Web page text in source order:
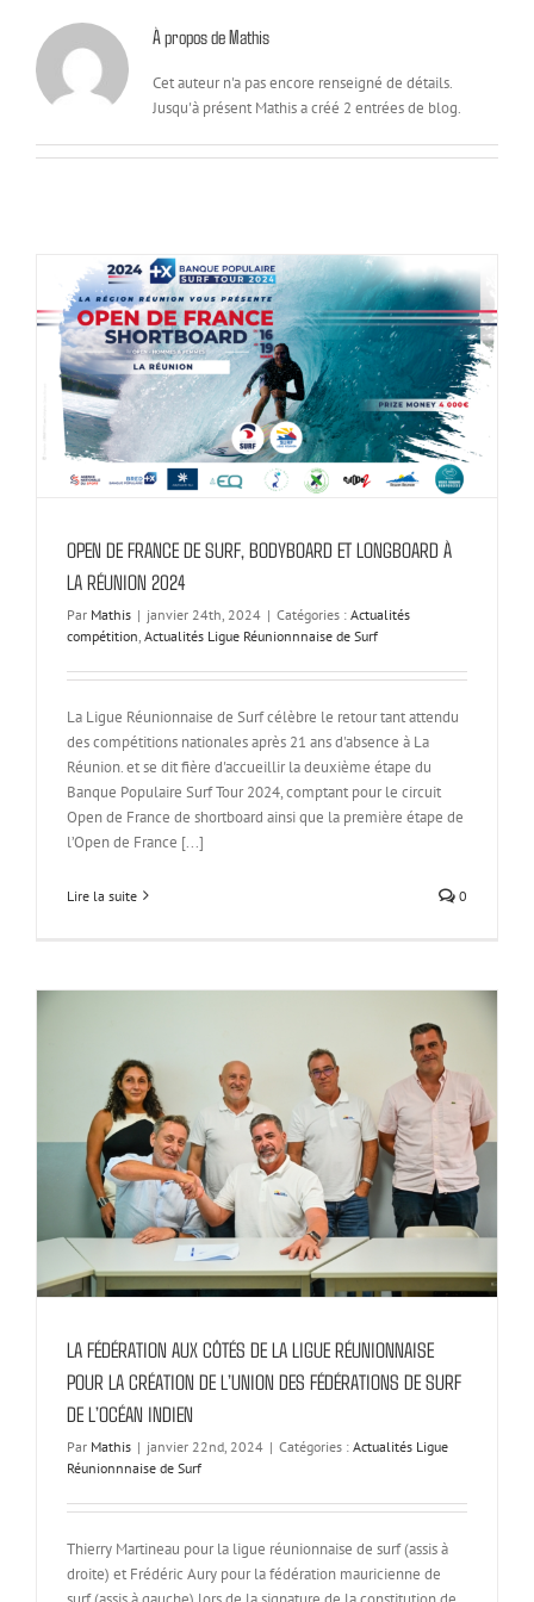
À propos deMathis
Cet auteur n'a pas encore renseigné de détails.
Jusqu'à présent Mathis a créé 2 entrées de blog.
OPEN DE FRANCE DE SURF, BODYBOARD ET LONGBOARD À
LA RÉUNION 2024
Par Mathis | janvier 24th, 2024 | Catégories : Actualités
compétition Actualités Ligue Réunionnnaise de Surf
La Ligue Réunionnaise de Surf célèbre le retour tant attendu
des compétitions nationales après 21 ans d'absence à La
Réunion. et se dit fière d'accueillir la deuxième étape du
Banque Populaire Surf Tour 2024, comptant pour le circuit
Open de France de shortboard ainsi que la première étape de
l’Open de France [...]
Lire la suite 0
LA FÉDÉRATION AUX CÔTÉS DE LA LIGUE RÉUNIONNAISE
POUR LA CRÉATION DE L’UNION DES FÉDÉRATIONS DE SURF
DE L’OCÉAN INDIEN
Par Mathis | janvier 22nd, 2024 | Catégories : Actualités Ligue
Réunionnnaise de Surf
Thierry Martineau pour la ligue réunionnaise de surf (assis à
droite) et Frédéric Aury pour la fédération mauricienne de